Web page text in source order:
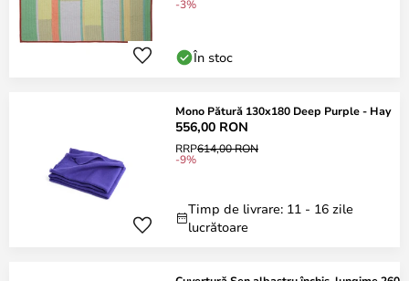
-3%
În stoc
Mono Pătură 130x180 Deep Purple - Hay
556,00 RON
RRP614,00 RON
-9%
Timp de livrare: 11 - 16 zile
lucrătoare